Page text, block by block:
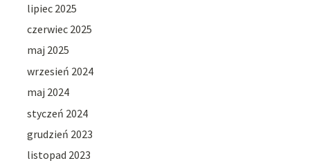
lipiec 2025
czerwiec 2025
maj 2025
wrzesień 2024
maj 2024
styczeń 2024
grudzień 2023
listopad 2023